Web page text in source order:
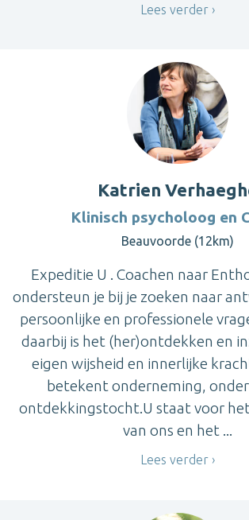
Lees verder
Katrien
Klinisch psycholoog en
Beauvoorde (12km)
Expeditie U . Coachen naar
ondersteun je bij je zoeken naar
persoonlijke en professionele
daarbij is het (her)ontdekken en
eigen wijsheid en innerlijke
betekent onderneming,
ontdekkingstocht.U staat voor
van ons en het ...
Lees verder